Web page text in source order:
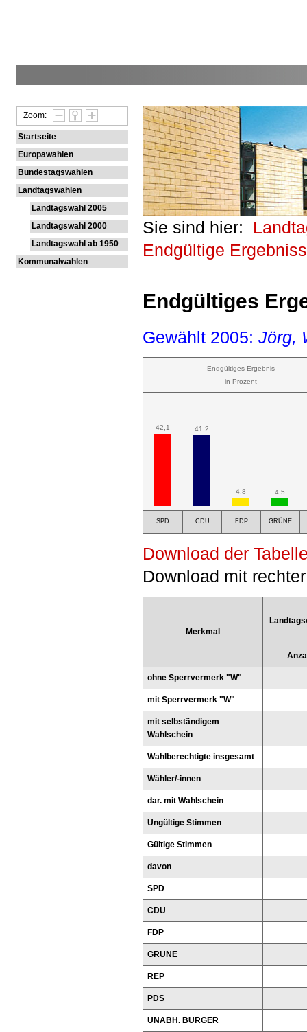
Zoom:
Startseite
Europawahlen
Bundestagswahlen
Landtagswahlen
Landtagswahl 2005
Landtagswahl 2000
Landtagswahl ab 1950
Kommunalwahlen
Sie sind hier:
Endgültige
Endgültiges
Gewählt 2005:Jörg,
Endgültiges Ergebnis
in Prozent
42,1 41,2
4,8 4,5
SPD CDU FDP GRÜNE
Download der
Download mit
Merkmal
ohne Sperrvermerk "W"
mit Sperrvermerk "W"
mit selbständigem
Wahlschein
Wahlberechtigte insgesamt
Wähler/-innen
dar. mit Wahlschein
Ungültige Stimmen
Gültige Stimmen
davon
SPD
CDU
FDP
GRÜNE
REP
PDS
UNABH. BÜRGER